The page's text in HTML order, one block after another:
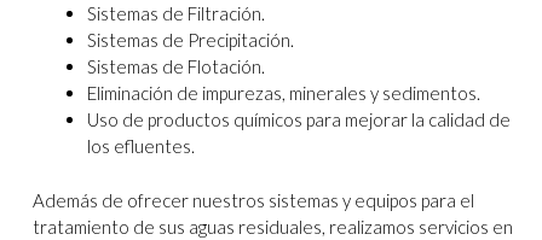
Sistemas de Filtración.
Sistemas de Precipitación.
Sistemas de Flotación.
Eliminación de impurezas, minerales y sedimentos.
Uso de productos químicos para mejorar la calidad de
los efluentes.
Además de ofrecer nuestros sistemas y equipos para el
tratamiento de sus aguas residuales, realizamos servicios en